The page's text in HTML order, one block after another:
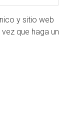
y sitio web
que haga un